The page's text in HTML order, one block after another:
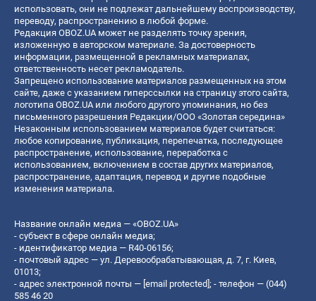
использовать, они не подлежат дальнейшему воспроизводству,
переводу, распространению в любой форме.
Редакция OBOZ.UA может не разделять точку зрения,
изложенную в авторском материале. За достоверность
информации, размещенной в рекламных материалах,
ответственность несет рекламодатель.
Запрещено использование материалов размещенных на этом
сайте, даже с указанием гиперссылки на страницу этого сайта,
логотипа OBOZ.UA или любого другого упоминания, но без
письменного разрешения Редакции/ООО «Золотая середина»
Незаконным использованием материалов будет считаться:
любое копирование, публикация, перепечатка, последующее
распространение, использование, переработка с
использованием, включением в состав других материалов,
распространение, адаптация, перевод и другие подобные
изменения материала.
Название онлайн медиа — «OBOZ.UA»
- субъект в сфере онлайн медиа;
- идентификатор медиа — R40-06156;
- почтовый адрес — ул. Деревообрабатывающая, д. 7, г. Киев,
01013;
- адрес электронной почты — [email protected]; - телефон — (044)
585 46 20